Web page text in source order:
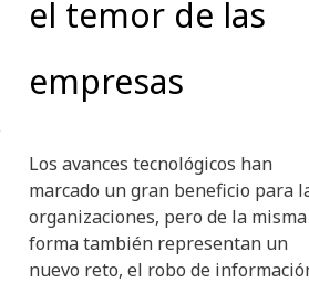
el temor de las
empresas
Los avances tecnológicos han
marcado un gran beneficio para
organizaciones, pero de la misma
forma también representan un
nuevo reto, el robo de